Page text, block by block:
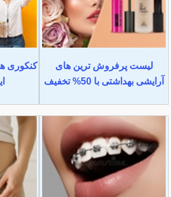
لیست پرفروش ترین های
آرایشی بهداشتی با 50% تخفیف
کنکوری